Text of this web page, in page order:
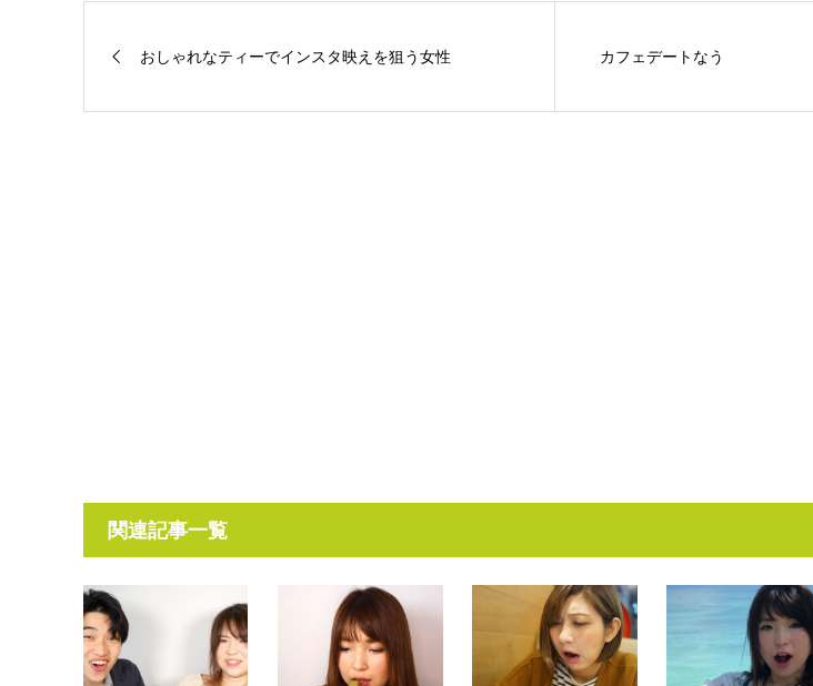
おしゃれなティーでインスタ映えを狙う女性 カフェデートなう
関連記事一覧